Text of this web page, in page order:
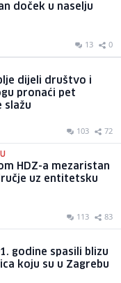
doček u naselju
13 0
dijeli društvo i
pronaći pet
slažu
103 72
HDZ-a mezaristan
uz entitetsku
113 83
godine spasili blizu
koju su u Zagrebu